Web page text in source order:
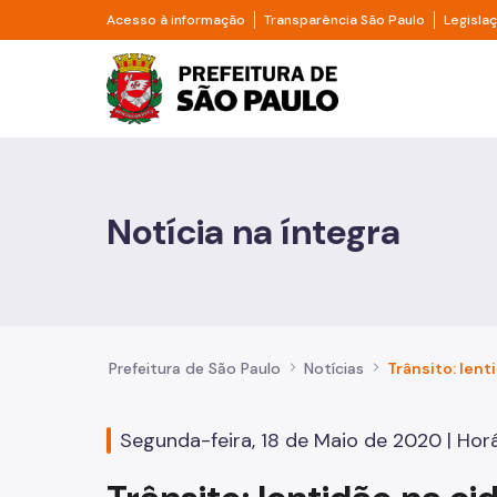
Pular para o Conteúdo principal
Acesso à informação Divisor de acesso à informação
Transparência São Paulo Divisor
Prefeitura de São
Casa e Moradia
Educação
Notícia na íntegra
Prefeitura de São Paulo Notícias
Segunda-feira, 18 de Maio de 2020 |